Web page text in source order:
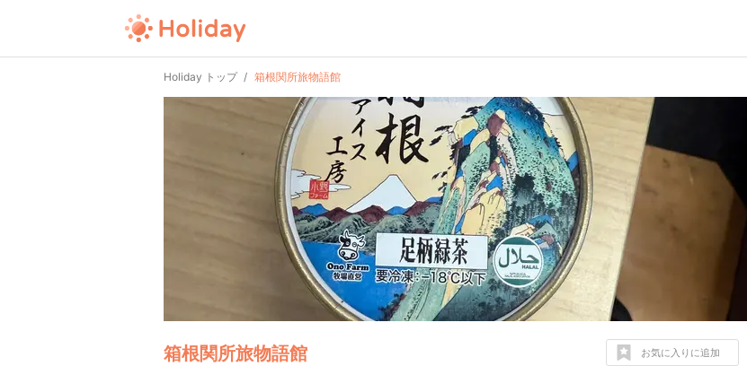
Holiday トップ 箱根関所旅物語館
箱根関所旅物語館 お気に入りに追加